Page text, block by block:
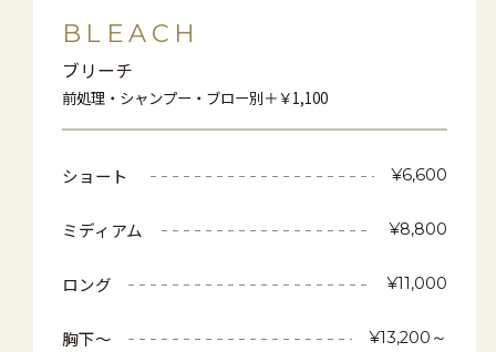
BLEACH
ブリーチ
前処理・シャンプー・ブロー別＋￥1,100
ショート ¥6,600
ミディアム ¥8,800
ロング ¥11,000
胸下～ ¥13,200～